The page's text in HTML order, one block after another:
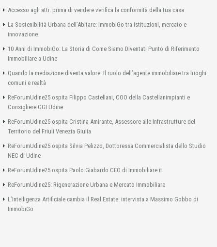
Accesso agli atti: prima di vendere verifica la conformità della tua casa
La Sostenibilità Urbana dell’Abitare: ImmobiGo tra Istituzioni, mercato e
innovazione
10 Anni di ImmobiGo: La Storia di Come Siamo Diventati Punto di Riferimento
Immobiliare a Udine
Quando la mediazione diventa valore. Il ruolo dell’agente immobiliare tra luoghi
comuni e realtà
ReForumUdine25 ospita Filippo Castellani, COO della Castellanimpianti e
Consigliere GGI Udine
ReForumUdine25 ospita Cristina Amirante, Assessore alle Infrastrutture del
Territorio del Friuli Venezia Giulia
ReForumUdine25 ospita Silvia Pelizzo, Dottoressa Commercialista dello Studio
NEC di Udine
ReForumUdine25 ospita Paolo Giabardo CEO di Immobiliare.it
ReForumUdine25: Rigenerazione Urbana e Mercato Immobiliare
L’Intelligenza Artificiale cambia il Real Estate: intervista a Massimo Gobbo di
ImmobiGo